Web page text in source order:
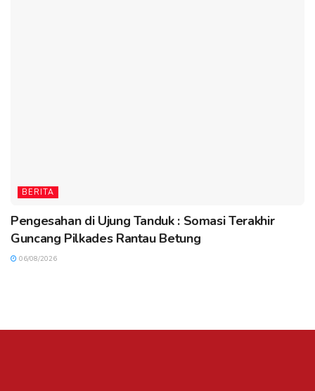
BERITA
Pengesahan di Ujung Tanduk : Somasi Terakhir
Guncang Pilkades Rantau Betung
06/08/2026